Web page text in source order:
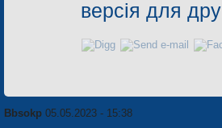
версія для
Bbsokp 05.05.2023 - 15:38